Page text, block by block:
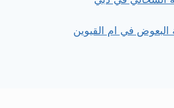
في ام القيوين